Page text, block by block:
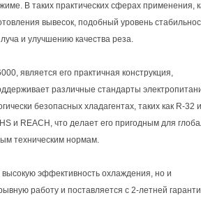
В таких практических сферах применения,
вывесок, подобный уровень
и улучшению качества реза.
является его практичная конструкция,
различные стандарты
безопасных хладагентах, таких как R-32
и REACH, что делает его пригодным для
техническим нормам.
высокую эффективность охлаждения, но и
работу и поставляется с 2-летней